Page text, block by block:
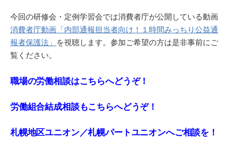
今回の研修会・定例学習会では消費者庁が公開している動画
消費者庁動画「内部通報担当者向け！１時間みっちり公益通
報者保護法」
を視聴します。参加ご希望の方は是非事前にご
覧ください。
職場の労働相談はこちらへどうぞ！
労働組合結成相談もこちらへどうぞ！
札幌地区ユニオン／札幌パートユニオンへご相談を！